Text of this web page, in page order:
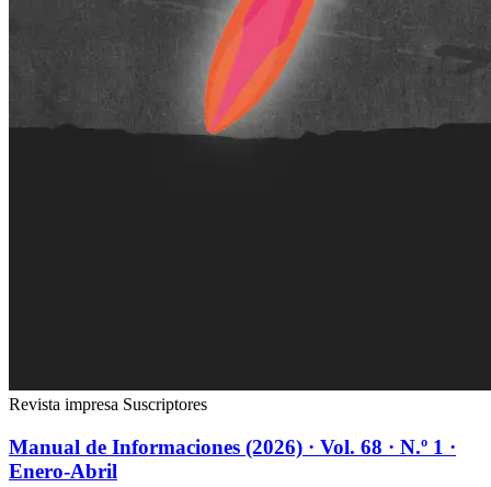
Revista impresa Suscriptores
Manual de Informaciones (2026) · Vol. 68 · N.º 1 ·
Enero-Abril